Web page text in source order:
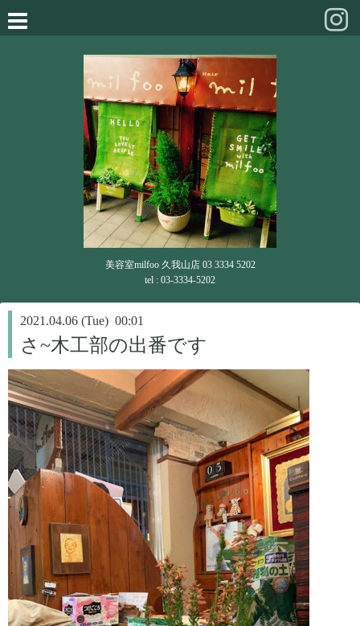
美容室milfoo 久我山店 03 3334 5202
tel : 03-3334-5202
2021.04.06 (Tue) 00:01
さ~木工部の出番です